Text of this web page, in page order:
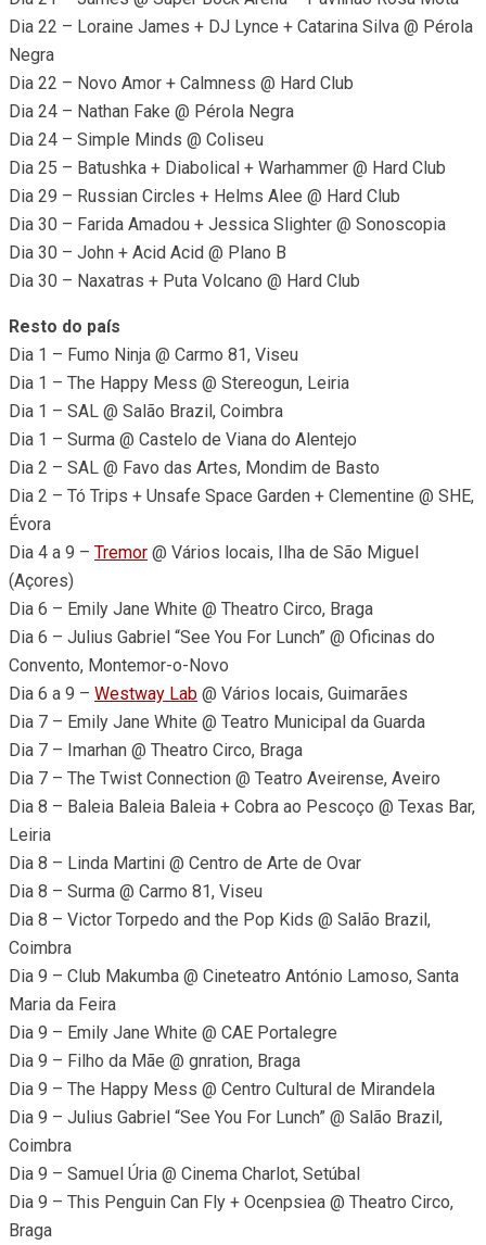
Dia 22 – Loraine James + DJ Lynce + Catarina Silva @ Pérola
Negra
Dia 22 – Novo Amor + Calmness @ Hard Club
Dia 24 – Nathan Fake @ Pérola Negra
Dia 24 – Simple Minds @ Coliseu
Dia 25 – Batushka + Diabolical + Warhammer @ Hard Club
Dia 29 – Russian Circles + Helms Alee @ Hard Club
Dia 30 – Farida Amadou + Jessica Slighter @ Sonoscopia
Dia 30 – John + Acid Acid @ Plano B
Dia 30 – Naxatras + Puta Volcano @ Hard Club
Resto do país
Dia 1 – Fumo Ninja @ Carmo 81, Viseu
Dia 1 – The Happy Mess @ Stereogun, Leiria
Dia 1 – SAL @ Salão Brazil, Coimbra
Dia 1 – Surma @ Castelo de Viana do Alentejo
Dia 2 – SAL @ Favo das Artes, Mondim de Basto
Dia 2 – Tó Trips + Unsafe Space Garden + Clementine @ SHE,
Évora
Dia 4 a 9 – Tremor @ Vários locais, Ilha de São Miguel
(Açores)
Dia 6 – Emily Jane White @ Theatro Circo, Braga
Dia 6 – Julius Gabriel “See You For Lunch” @ Oficinas do
Convento, Montemor-o-Novo
Dia 6 a 9 – Westway Lab @ Vários locais, Guimarães
Dia 7 – Emily Jane White @ Teatro Municipal da Guarda
Dia 7 – Imarhan @ Theatro Circo, Braga
Dia 7 – The Twist Connection @ Teatro Aveirense, Aveiro
Dia 8 – Baleia Baleia Baleia + Cobra ao Pescoço @ Texas Bar,
Leiria
Dia 8 – Linda Martini @ Centro de Arte de Ovar
Dia 8 – Surma @ Carmo 81, Viseu
Dia 8 – Victor Torpedo and the Pop Kids @ Salão Brazil,
Coimbra
Dia 9 – Club Makumba @ Cineteatro António Lamoso, Santa
Maria da Feira
Dia 9 – Emily Jane White @ CAE Portalegre
Dia 9 – Filho da Mãe @ gnration, Braga
Dia 9 – The Happy Mess @ Centro Cultural de Mirandela
Dia 9 – Julius Gabriel “See You For Lunch” @ Salão Brazil,
Coimbra
Dia 9 – Samuel Úria @ Cinema Charlot, Setúbal
Dia 9 – This Penguin Can Fly + Ocenpsiea @ Theatro Circo,
Braga